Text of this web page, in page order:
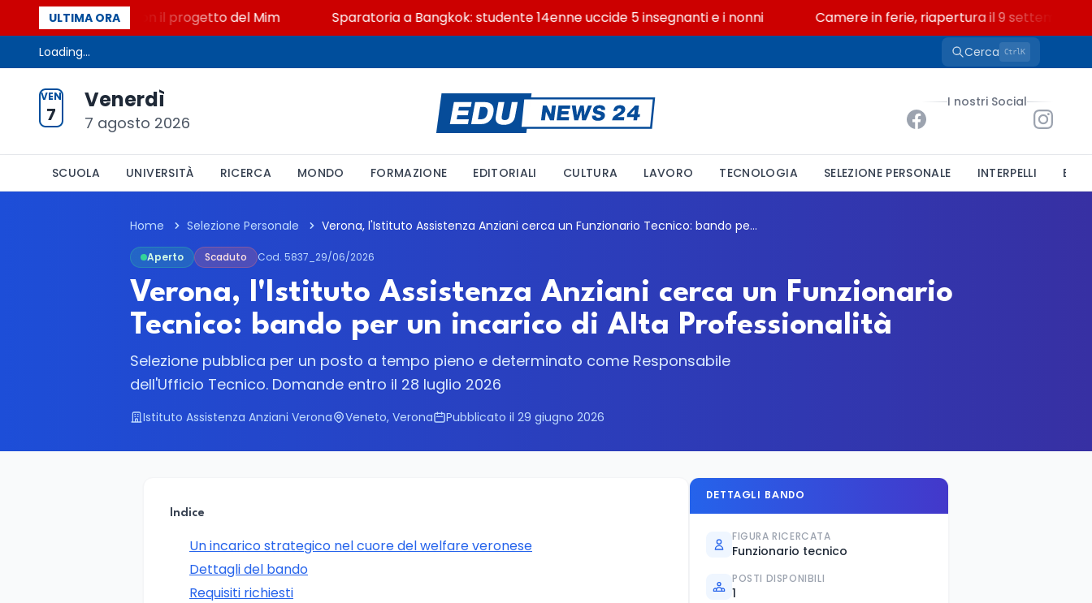
ULTIMA ORA
STEM a Lerici con il progetto del Mim Sparatoria a Bangkok: studente 14enne uccide 5 insegnanti e i nonni Camere in ferie, riapertura il 9 settembre tra
Loading... Cerca CtrlK
VEN
7
Venerdì
7 agosto 2026
I nostri Social
SCUOLA UNIVERSITÀ RICERCA MONDO FORMAZIONE EDITORIALI CULTURA LAVORO TECNOLOGIA SELEZIONE PERSONALE INTERPELLI
Home Selezione Personale Verona, l'Istituto Assistenza Anziani cerca un Funzionario Tecnico: bando per un incarico di Alta Professionalità
Aperto Scaduto Cod. 5837_29/06/2026
Verona, l'Istituto Assistenza Anziani cerca un Funzionario
Tecnico: bando per un incarico di Alta Professionalità
Selezione pubblica per un posto a tempo pieno e determinato come Responsabile
dell'Ufficio Tecnico. Domande entro il 28 luglio 2026
Istituto Assistenza Anziani Verona Veneto, Verona Pubblicato il 29 giugno 2026
Indice
Un incarico strategico nel cuore del welfare veronese
Dettagli del bando
Requisiti richiesti
DETTAGLI BANDO
FIGURA RICERCATA
Funzionario tecnico
POSTI DISPONIBILI
1